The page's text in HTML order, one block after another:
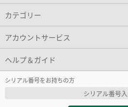
カテゴリー
アカウントサービス
ヘルプ＆ガイド
シリアル番号をお持ちの方
シリアル番号